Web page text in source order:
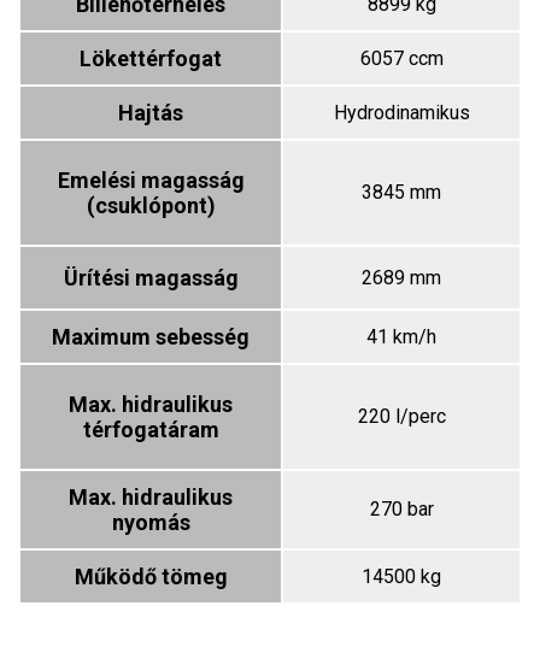
Lökettérfogat 6057 ccm
Hajtás Hydrodinamikus
Emelési magasság
(csuklópont)
3845 mm
Ürítési magasság 2689 mm
Maximum sebesség 41 km/h
Max. hidraulikus
térfogatáram
220 l/perc
Max. hidraulikus
nyomás
270 bar
Működő tömeg 14500 kg